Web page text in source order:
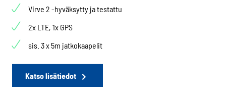
Virve 2 -hyväksytty ja testattu
2x LTE, 1x GPS
sis. 3 x 5m jatkokaapelit
Katso lisätiedot